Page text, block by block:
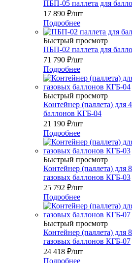
ПБП-05 паллета для
17 890 ₽/шт
Подробнее
Быстрый просмотр
ПБП-02 паллета для
71 790 ₽/шт
Подробнее
Быстрый просмотр
Контейнер (паллета) для
баллонов КГБ-04
21 190 ₽/шт
Подробнее
Быстрый просмотр
Контейнер (паллета) для
газовых баллонов КГБ-03
25 792 ₽/шт
Подробнее
Быстрый просмотр
Контейнер (паллета) для
газовых баллонов КГБ-07
24 418 ₽/шт
Подробнее